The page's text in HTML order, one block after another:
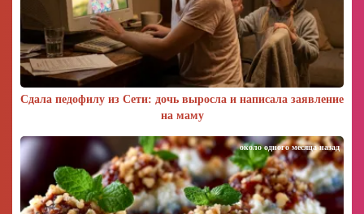
Сдала педофилу из Сети: дочь выросла и написала заявление
на маму
около одного месяца назад